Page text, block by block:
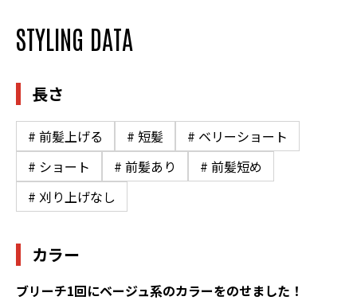
STYLING DATA
長さ
# 前髪上げる # 短髪
# ベリーショート
# ショート
# 前髪あり
# 前髪短め
# 刈り上げなし
カラー
ブリーチ1回にベージュ系のカラーをのせました！